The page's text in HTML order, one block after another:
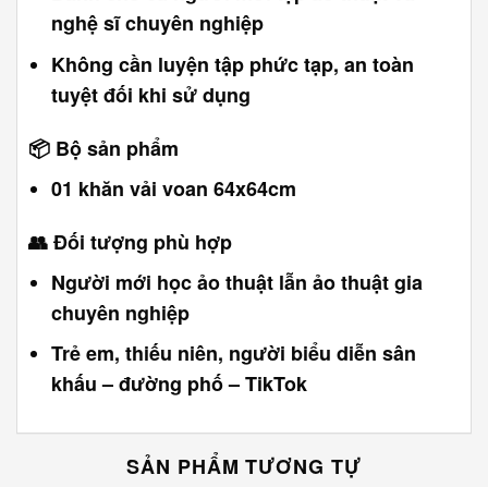
nghệ sĩ chuyên nghiệp
Không cần luyện tập phức tạp, an toàn
tuyệt đối khi sử dụng
📦 Bộ sản phẩm
01 khăn vải voan 64x64cm
👥Đối tượng phù hợp
Người mới học ảo thuật lẫn ảo thuật gia
chuyên nghiệp
Trẻ em, thiếu niên, người biểu diễn sân
khấu – đường phố – TikTok
SẢN PHẨM TƯƠNG TỰ